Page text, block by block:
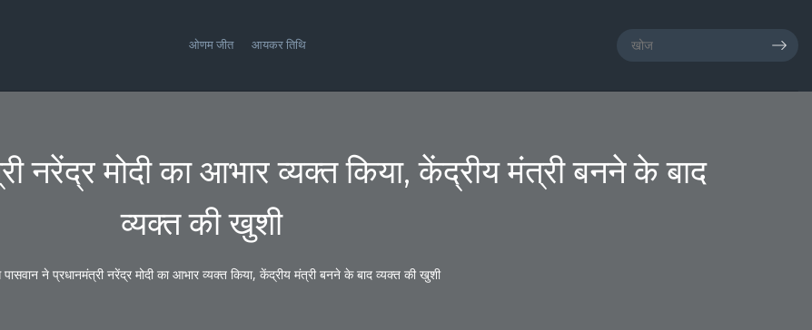
ओणम जीत आयकर तिथि
नरेंद्र मोदी का आभार व्यक्त किया, केंद्रीय मंत्री बनने के बाद
व्यक्त की खुशी
पासवान ने प्रधानमंत्री नरेंद्र मोदी का आभार व्यक्त किया, केंद्रीय मंत्री बनने के बाद व्यक्त की खुशी